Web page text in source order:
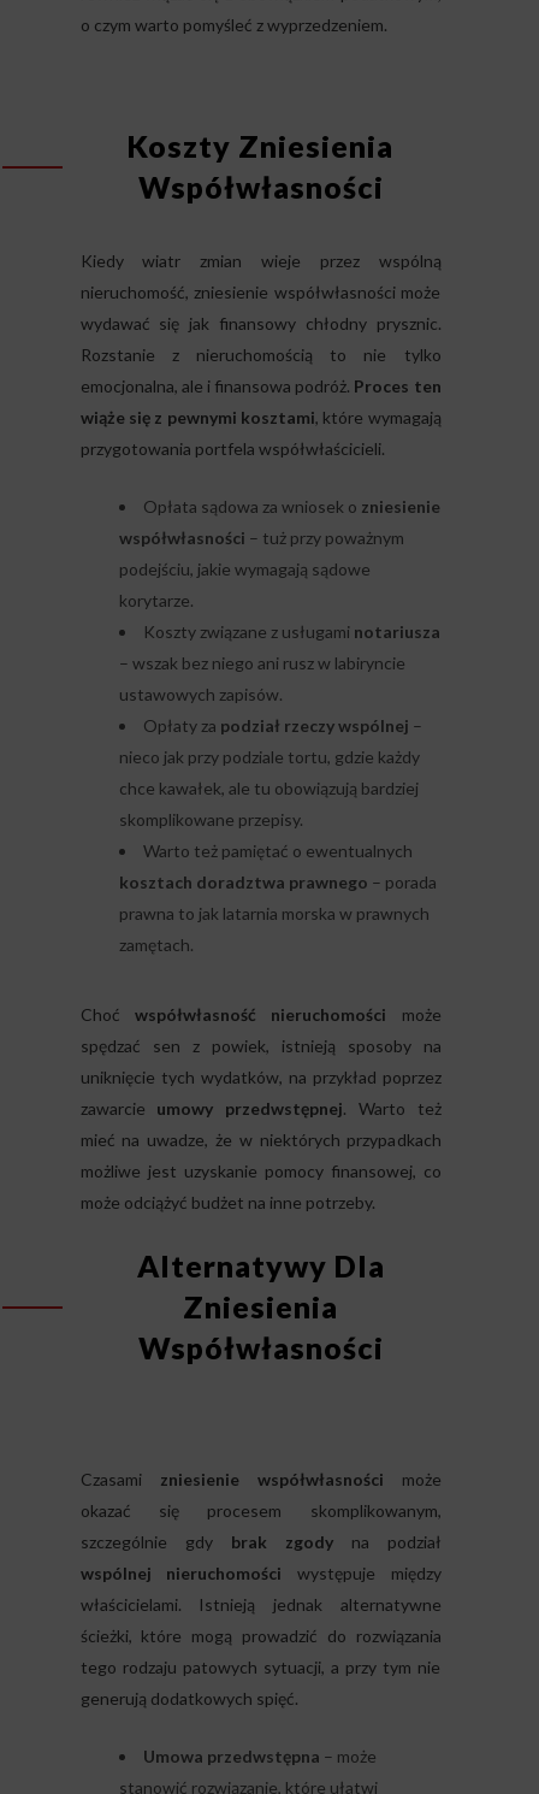
o czym warto pomyśleć z wyprzedzeniem.
Koszty Zniesienia
Współwłasności
Kiedy wiatr zmian wieje przez wspólną
nieruchomość, zniesienie współwłasności może
wydawać się jak finansowy chłodny prysznic.
Rozstanie z nieruchomością to nie tylko
emocjonalna, ale i finansowa podróż. Proces ten
wiąże się z pewnymi kosztami, które wymagają
przygotowania portfela współwłaścicieli.
Opłata sądowa za wniosek o zniesienie
współwłasności – tuż przy poważnym
podejściu, jakie wymagają sądowe
korytarze.
Koszty związane z usługami notariusza
– wszak bez niego ani rusz w labiryncie
ustawowych zapisów.
Opłaty za podział rzeczy wspólnej –
nieco jak przy podziale tortu, gdzie każdy
chce kawałek, ale tu obowiązują bardziej
skomplikowane przepisy.
Warto też pamiętać o ewentualnych
kosztach doradztwa prawnego – porada
prawna to jak latarnia morska w prawnych
zamętach.
Choć współwłasność nieruchomości może
spędzać sen z powiek, istnieją sposoby na
uniknięcie tych wydatków, na przykład poprzez
zawarcie umowy przedwstępnej. Warto też
mieć na uwadze, że w niektórych przypadkach
możliwe jest uzyskanie pomocy finansowej, co
może odciążyć budżet na inne potrzeby.
Alternatywy Dla
Zniesienia
Współwłasności
Czasami zniesienie współwłasności może
okazać się procesem skomplikowanym,
szczególnie gdy brak zgodyna podział
wspólnej nieruchomości występuje między
właścicielami. Istnieją jednak alternatywne
ścieżki, które mogą prowadzić do rozwiązania
tego rodzaju patowych sytuacji, a przy tym nie
generują dodatkowych spięć.
Umowa przedwstępna – może
stanowić rozwiązanie, które ułatwi